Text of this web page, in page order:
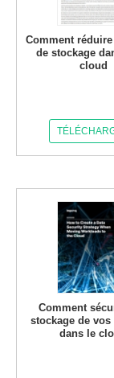
Comment
de stockage
cloud
Comment
stockage de vos
dans le